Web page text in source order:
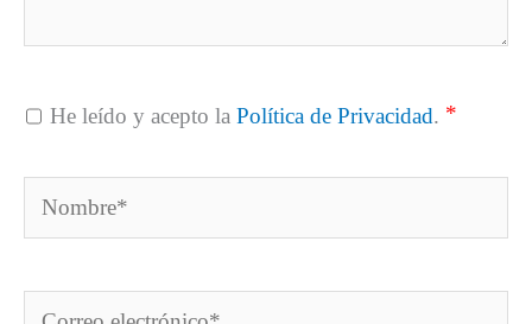
He leído y acepto la Política de Privacidad. *
Nombre*
Correo